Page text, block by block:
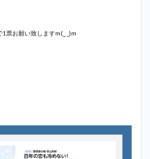
票お願い致しますm(_ _)m